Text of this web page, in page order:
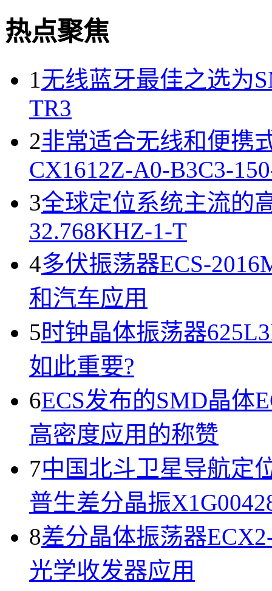
热点聚焦
1无线蓝牙最佳之选为
TR3
2非常适合无线和便携
CX1612Z-A0-B3C3-
3全球定位系统主流的
32.768KHZ-1-T
4多伏振荡器ECS-
和汽车应用
5时钟晶体振荡器
如此重要?
6ECS发布的SMD晶体
高密度应用的称赞
7中国北斗卫星导航定
普生差分晶振
8差分晶体振荡器
光学收发器应用